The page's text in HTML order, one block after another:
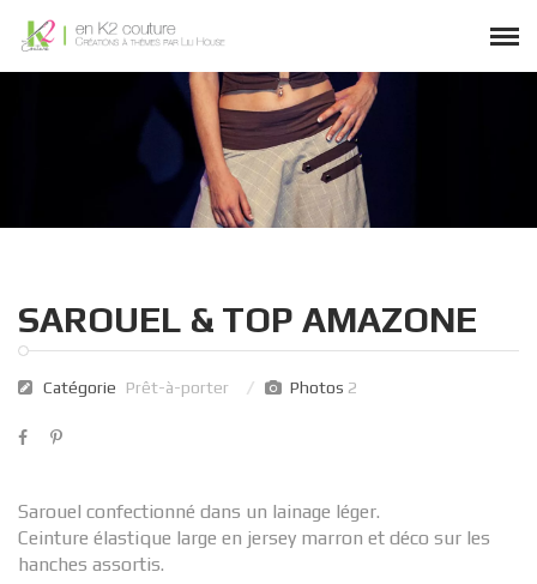
SAROUEL & TOP AMAZONE
Catégorie Prêt-à-porter Photos 2
Sarouel confectionné dans un lainage léger.
Ceinture élastique large en jersey marron et déco sur les
hanches assortis.